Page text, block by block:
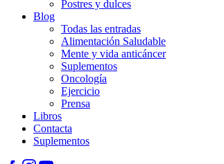
Postres y dulces
Blog
Todas las entradas
Alimentación Saludable
Mente y vida anticáncer
Suplementos
Oncología
Ejercicio
Prensa
Libros
Contacta
Suplementos